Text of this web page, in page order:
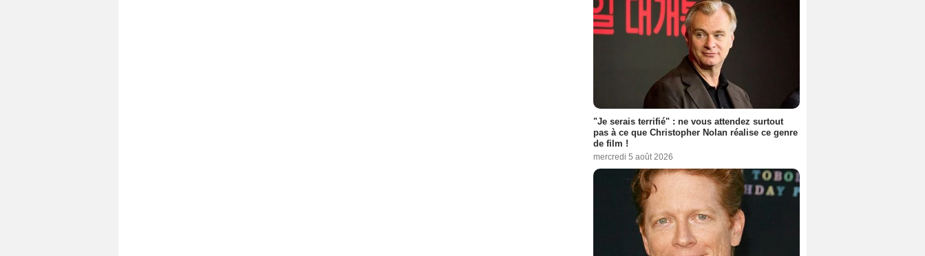
"Je serais terrifié" : ne vous attendez surtout
pas à ce que Christopher Nolan réalise ce genre
de film !
mercredi 5 août 2026